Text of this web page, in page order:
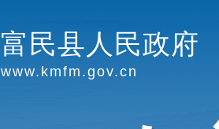
富民县人民政府
www.kmfm.gov.cn